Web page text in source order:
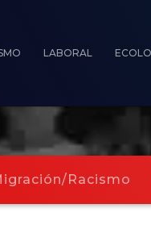
LABORAL
Racismo